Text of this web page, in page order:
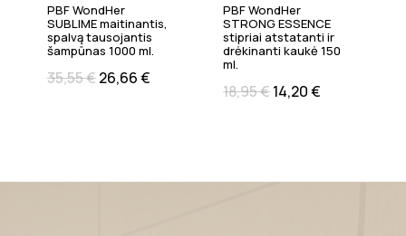
PBF WondHer
SUBLIME maitinantis,
spalvą tausojantis
šampūnas 1000 ml.
35,55€26,66€
PBF WondHer
STRONG ESSENCE
stipriai atstatanti ir
drėkinanti kaukė 150
ml.
18,95€14,20€